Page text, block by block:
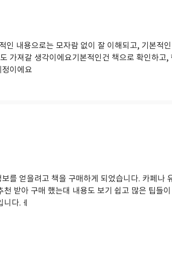
인 내용으로는 모자람 없이 잘 이해되고, 기본적
가져갈 생각이에요기본적인건 책으로 확인하고,
이에요
를 얻을려고 책을 구매하게 되었습니다. 카페나
받아 구매 했는대 내용도 보기 쉽고 많은 팁들
다.ㅔ